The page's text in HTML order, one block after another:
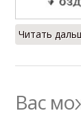
Читать
Вас